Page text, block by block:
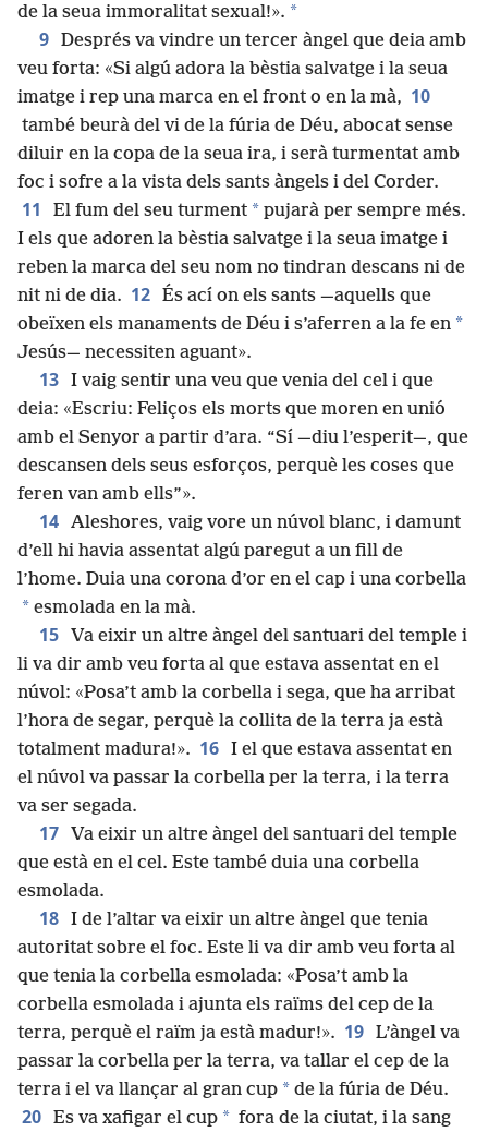
de la seua immoralitat sexual!». *
9 Després va vindre un tercer àngel que deia amb
veu forta: «Si algú adora la bèstia salvatge i la seua
imatge i rep una marca en el front o en la mà, 10
també beurà del vi de la fúria de Déu, abocat sense
diluir en la copa de la seua ira, i serà turmentat amb
foc i sofre a la vista dels sants àngels i del Corder.
11 El fum del seu turment * pujarà per sempre més.
I els que adoren la bèstia salvatge i la seua imatge i
reben la marca del seu nom no tindran descans ni de
nit ni de dia. 12 És ací on els sants —aquells que
obeïxen els manaments de Déu i s’aferren a la fe en *
Jesús— necessiten aguant».
13 I vaig sentir una veu que venia del cel i que
deia: «Escriu: Feliços els morts que moren en unió
amb el Senyor a partir d’ara. “Sí —diu l’esperit—, que
descansen dels seus esforços, perquè les coses que
feren van amb ells”».
14 Aleshores, vaig vore un núvol blanc, i damunt
d’ell hi havia assentat algú paregut a un fill de
l’home. Duia una corona d’or en el cap i una corbella
* esmolada en la mà.
15
Va eixir un altre àngel del santuari del temple i
li va dir amb veu forta al que estava assentat en el
núvol: «Posa’t amb la corbella i sega, que ha arribat
l’hora de segar, perquè la collita de la terra ja està
totalment madura!». 16 I el que estava assentat en
el núvol va passar la corbella per la terra, i la terra
va ser segada.
17
Va eixir un altre àngel del santuari del temple
que està en el cel. Este també duia una corbella
esmolada.
18 I de l’altar va eixir un altre àngel que tenia
autoritat sobre el foc. Este li va dir amb veu forta al
que tenia la corbella esmolada: «Posa’t amb la
corbella esmolada i ajunta els raïms del cep de la
terra, perquè el raïm ja està madur!». 19 L’àngel va
passar la corbella per la terra, va tallar el cep de la
terra i el va llançar al gran cup * de la fúria de Déu.
20 Es va xafigar el cup * fora de la ciutat, i la sang